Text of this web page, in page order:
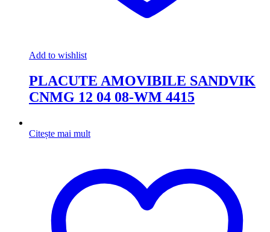
Add to wishlist
PLACUTE AMOVIBILE SANDVIK
CNMG 12 04 08-WM 4415
Citește mai mult